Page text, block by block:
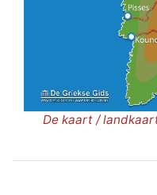
De kaart /